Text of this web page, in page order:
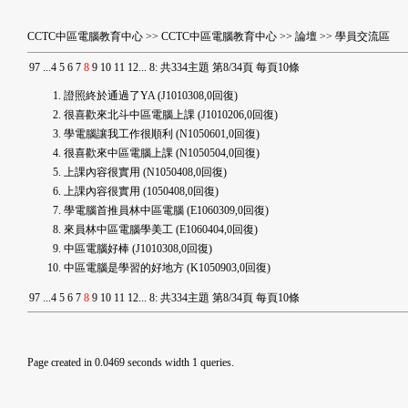
CCTC中區電腦教育中心 >> CCTC中區電腦教育中心 >> 論壇 >> 學員交流區
97 ...4 5 6 7 8 9 10 11 12... 8: 共334主題 第8/34頁 每頁10條
證照終於通過了YA(J1010308,0回復)
很喜歡來北斗中區電腦上課 (J1010206,0回復)
學電腦讓我工作很順利 (N1050601,0回復)
很喜歡來中區電腦上課 (N1050504,0回復)
上課內容很實用 (N1050408,0回復)
上課內容很實用 (1050408,0回復)
學電腦首推員林中區電腦 (E1060309,0回復)
來員林中區電腦學美工 (E1060404,0回復)
中區電腦好棒 (J1010308,0回復)
中區電腦是學習的好地方 (K1050903,0回復)
97 ...4 5 6 7 8 9 10 11 12... 8: 共334主題 第8/34頁 每頁10條
Page created in 0.0469 seconds width 1 queries.